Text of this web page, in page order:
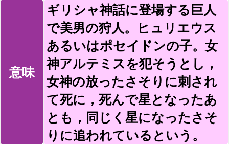
意味
ギリシャ神話に登場する巨人
で美男の狩人。ヒュリエウス
あるいはポセイドンの子。女
神アルテミスを犯そうとし，
女神の放ったさそりに刺され
て死に，死んで星となったあ
とも，同じく星になったさそ
りに追われているという。